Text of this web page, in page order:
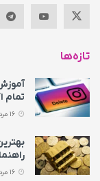
تازه‌ها
تمام